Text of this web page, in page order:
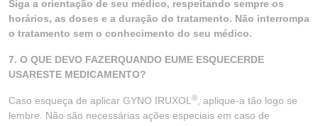
Siga a orientação de seu médico, respeitando sempre os
horários, as doses e a duração do tratamento. Não interrompa
o tratamento sem o conhecimento do seu médico.
7. O QUE DEVO FAZERQUANDO EUME ESQUECERDE
USARESTE MEDICAMENTO?
Caso esqueça de aplicar GYNO IRUXOL ®
, aplique-a tão logo se
lembre. Não são necessárias ações especiais em caso de